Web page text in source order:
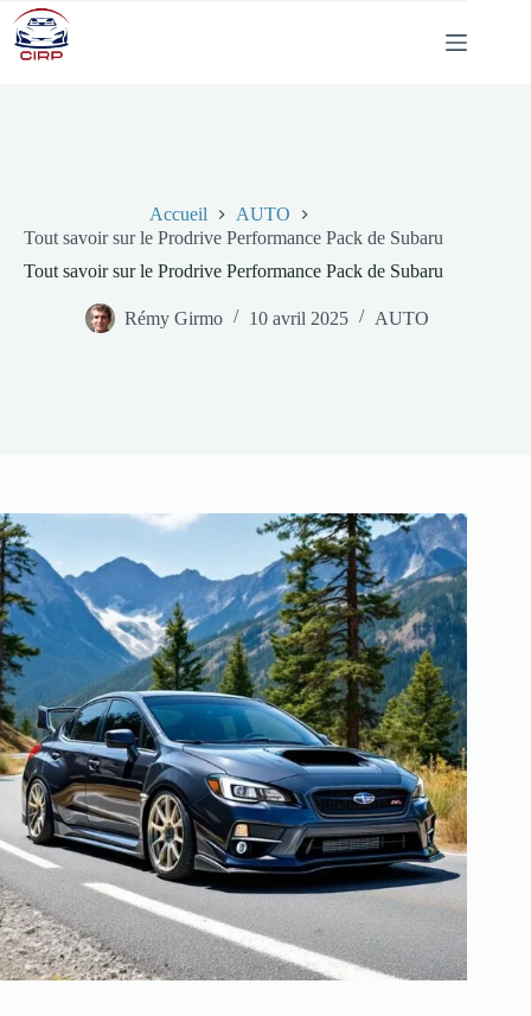
Passer
au
contenu
Accueil
AUTO
Tout savoir sur le Prodrive Performance Pack de Subaru
Tout savoir sur le Prodrive Performance Pack de Subaru
Rémy Girmo 10 avril 2025 AUTO